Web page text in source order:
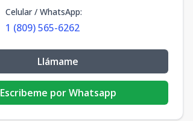
Celular / WhatsApp:
1 (809) 565-6262
Llámame
Escribeme por Whatsapp